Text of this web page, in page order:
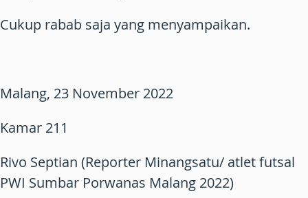
Cukup rabab saja yang menyampaikan.
Malang, 23 November 2022
Kamar 211
Rivo Septian (Reporter Minangsatu/ atlet futsal
PWI Sumbar Porwanas Malang 2022)